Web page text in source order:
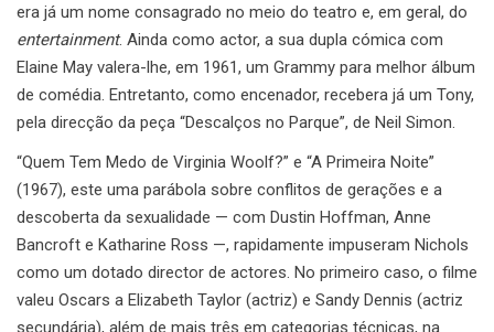
era já um nome consagrado no meio do teatro e, em geral, do
entertainment. Ainda como actor, a sua dupla cómica com
Elaine May valera-lhe, em 1961, um Grammy para melhor álbum
de comédia. Entretanto, como encenador, recebera já um Tony,
pela direcção da peça “Descalços no Parque”, de Neil Simon.
“Quem Tem Medo de Virginia Woolf?” e “A Primeira Noite”
(1967), este uma parábola sobre conflitos de gerações e a
descoberta da sexualidade — com Dustin Hoffman, Anne
Bancroft e Katharine Ross —, rapidamente impuseram Nichols
como um dotado director de actores. No primeiro caso, o filme
valeu Oscars a Elizabeth Taylor (actriz) e Sandy Dennis (actriz
secundária), além de mais três em categorias técnicas, na